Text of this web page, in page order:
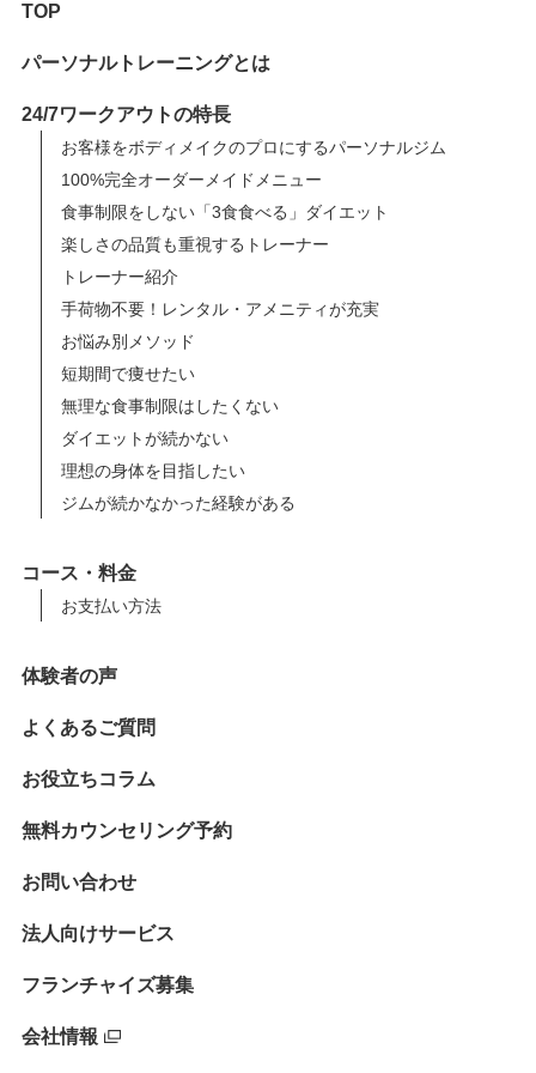
TOP
パーソナルトレーニングとは
24/7ワークアウトの特長
お客様をボディメイクのプロにするパーソナルジム
100%完全オーダーメイドメニュー
食事制限をしない「3食食べる」ダイエット
楽しさの品質も重視するトレーナー
トレーナー紹介
手荷物不要！レンタル・アメニティが充実
お悩み別メソッド
短期間で痩せたい
無理な食事制限はしたくない
ダイエットが続かない
理想の身体を目指したい
ジムが続かなかった経験がある
コース・料金
お支払い方法
体験者の声
よくあるご質問
お役立ちコラム
無料カウンセリング予約
お問い合わせ
法人向けサービス
フランチャイズ募集
会社情報